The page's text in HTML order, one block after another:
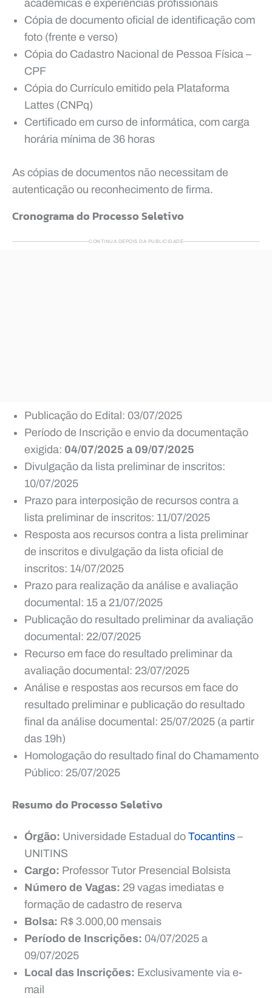
acadêmicas e experiências profissionais
Cópia de documento oficial de identificação com
foto (frente e verso)
Cópia do Cadastro Nacional de Pessoa Física –
CPF
Cópia do Currículo emitido pela Plataforma
Lattes (CNPq)
Certificado em curso de informática, com carga
horária mínima de 36 horas
As cópias de documentos não necessitam de
autenticação ou reconhecimento de firma.
Cronograma do Processo Seletivo
CONTINUA DEPOIS DA PUBLICIDADE
Publicação do Edital: 03/07/2025
Período de Inscrição e envio da documentação
exigida: 04/07/2025 a 09/07/2025
Divulgação da lista preliminar de inscritos:
10/07/2025
Prazo para interposição de recursos contra a
lista preliminar de inscritos: 11/07/2025
Resposta aos recursos contra a lista preliminar
de inscritos e divulgação da lista oficial de
inscritos: 14/07/2025
Prazo para realização da análise e avaliação
documental: 15 a 21/07/2025
Publicação do resultado preliminar da avaliação
documental: 22/07/2025
Recurso em face do resultado preliminar da
avaliação documental: 23/07/2025
Análise e respostas aos recursos em face do
resultado preliminar e publicação do resultado
final da análise documental: 25/07/2025 (a partir
das 19h)
Homologação do resultado final do Chamamento
Público: 25/07/2025
Resumo do Processo Seletivo
Órgão: Universidade Estadual do Tocantins –
UNITINS
Cargo: Professor Tutor Presencial Bolsista
Número de Vagas: 29 vagas imediatas e
formação de cadastro de reserva
Bolsa: R$ 3.000,00 mensais
Período de Inscrições: 04/07/2025 a
09/07/2025
Local das Inscrições: Exclusivamente via e-
mail